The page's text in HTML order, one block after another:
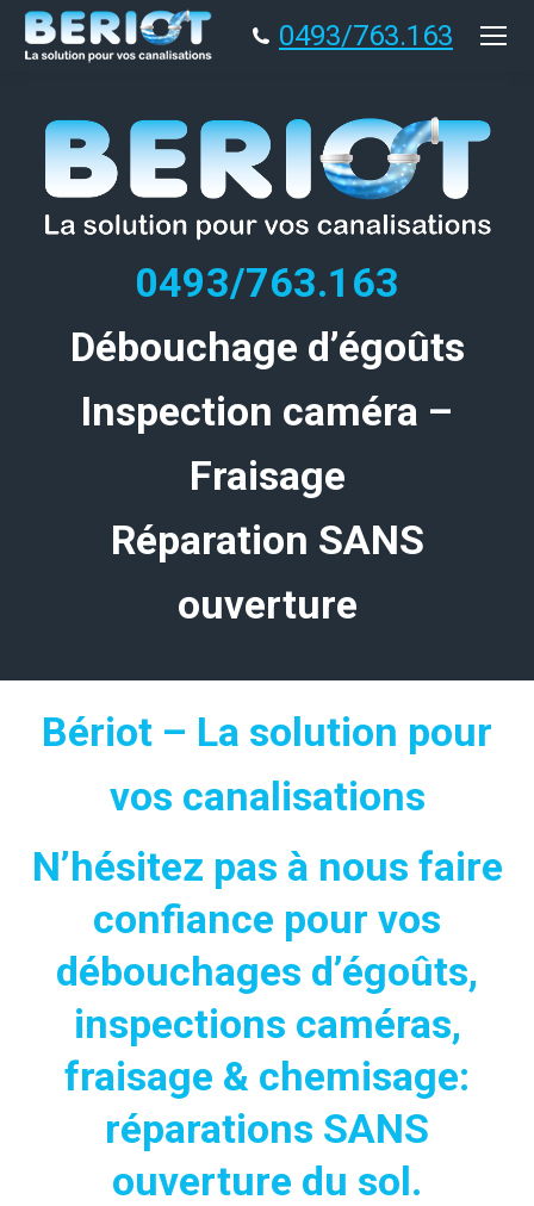
0493/763.163
0493/763.163
Débouchage d’égoûts
Inspection caméra –
Fraisage
Réparation SANS
ouverture
Bériot – La solution pour
vos canalisations
N’hésitez pas à nous faire
confiance pour vos
débouchages d’égoûts,
inspections caméras,
fraisage & chemisage:
réparations SANS
ouverture du sol.